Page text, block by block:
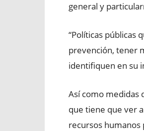
general y
“Políticas públicas
prevención, tener
identifiquen en su
Así como medidas
que tiene que ver
recursos humanos